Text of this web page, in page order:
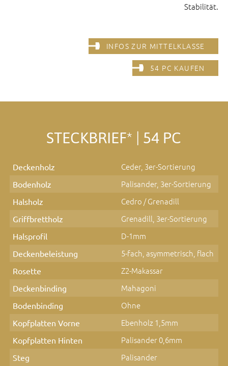
Stabilität.
INFOS ZUR MITTELKLASSE
54 PC KAUFEN
STECKBRIEF* | 54 PC
Deckenholz Ceder, 3er-Sortierung
Bodenholz Palisander, 3er-Sortierung
Halsholz Cedro / Grenadill
Griffbrettholz Grenadill, 3er-Sortierung
Halsprofil D-1mm
Deckenbeleistung 5-fach, asymmetrisch, flach
Rosette Z2-Makassar
Deckenbinding Mahagoni
Bodenbinding Ohne
Kopfplatten Vorne Ebenholz 1,5mm
Kopfplatten Hinten Palisander 0,6mm
Steg Palisander